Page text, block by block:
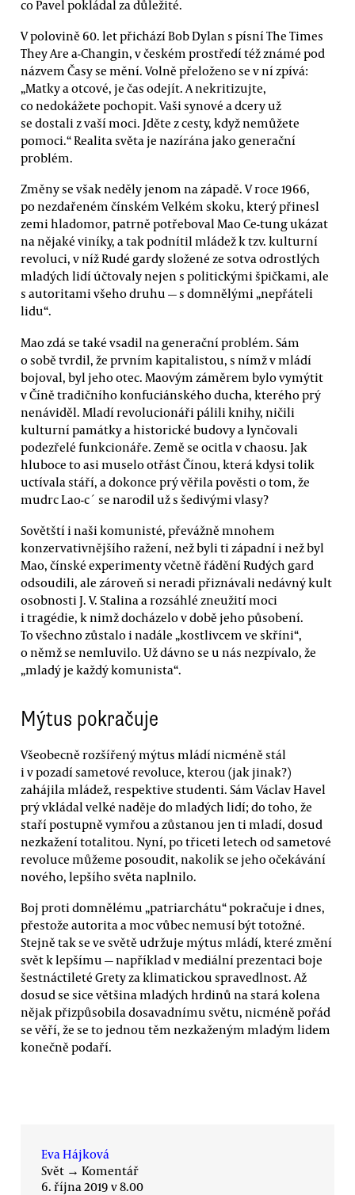
co Pavel pokládal za důležité.
V polovině 60. let přichází Bob Dylan s písní The Times
They Are a-Changin, v českém prostředí též známé pod
názvem Časy se mění. Volně přeloženo se v ní zpívá:
„Matky a otcové, je čas odejít. A nekritizujte,
co nedokážete pochopit. Vaši synové a dcery už
se dostali z vaší moci. Jděte z cesty, když nemůžete
pomoci.“ Realita světa je nazírána jako generační
problém.
Změny se však neděly jenom na západě. V roce 1966,
po nezdařeném čínském Velkém skoku, který přinesl
zemi hladomor, patrně potřeboval Mao Ce-tung ukázat
na nějaké viníky, a tak podnítil mládež k tzv. kulturní
revoluci, v níž Rudé gardy složené ze sotva odrostlých
mladých lidí účtovaly nejen s politickými špičkami, ale
s autoritami všeho druhu — s domnělými „nepřáteli
lidu“.
Mao zdá se také vsadil na generační problém. Sám
o sobě tvrdil, že prvním kapitalistou, s nímž v mládí
bojoval, byl jeho otec. Maovým záměrem bylo vymýtit
v Číně tradičního konfuciánského ducha, kterého prý
nenáviděl. Mladí revolucionáři pálili knihy, ničili
kulturní památky a historické budovy a lynčovali
podezřelé funkcionáře. Země se ocitla v chaosu. Jak
hluboce to asi muselo otřást Čínou, která kdysi tolik
uctívala stáří, a dokonce prý věřila pověsti o tom, že
mudrc Lao-c´ se narodil už s šedivými vlasy?
Sovětští i naši komunisté, převážně mnohem
konzervativnějšího ražení, než byli ti západní i než byl
Mao, čínské experimenty včetně řádění Rudých gard
odsoudili, ale zároveň si neradi přiznávali nedávný kult
osobnosti J. V. Stalina a rozsáhlé zneužití moci
i tragédie, k nimž docházelo v době jeho působení.
To všechno zůstalo i nadále „kostlivcem ve skříni“,
o němž se nemluvilo. Už dávno se u nás nezpívalo, že
„mladý je každý komunista“.
Mýtus pokračuje
Všeobecně rozšířený mýtus mládí nicméně stál
i v pozadí sametové revoluce, kterou (jak jinak?)
zahájila mládež, respektive studenti. Sám Václav Havel
prý vkládal velké naděje do mladých lidí; do toho, že
staří postupně vymřou a zůstanou jen ti mladí, dosud
nezkažení totalitou. Nyní, po třiceti letech od sametové
revoluce můžeme posoudit, nakolik se jeho očekávání
nového, lepšího světa naplnilo.
Boj proti domnělému „patriarchátu“ pokračuje i dnes,
přestože autorita a moc vůbec nemusí být totožné.
Stejně tak se ve světě udržuje mýtus mládí, které změní
svět k lepšímu — například v mediální prezentaci boje
šestnáctileté Grety za klimatickou spravedlnost. Až
dosud se sice většina mladých hrdinů na stará kolena
nějak přizpůsobila dosavadnímu světu, nicméně pořád
se věří, že se to jednou těm nezkaženým mladým lidem
konečně podaří.
Eva Hájková
Svět → Komentář
6. října 2019 v 8.00